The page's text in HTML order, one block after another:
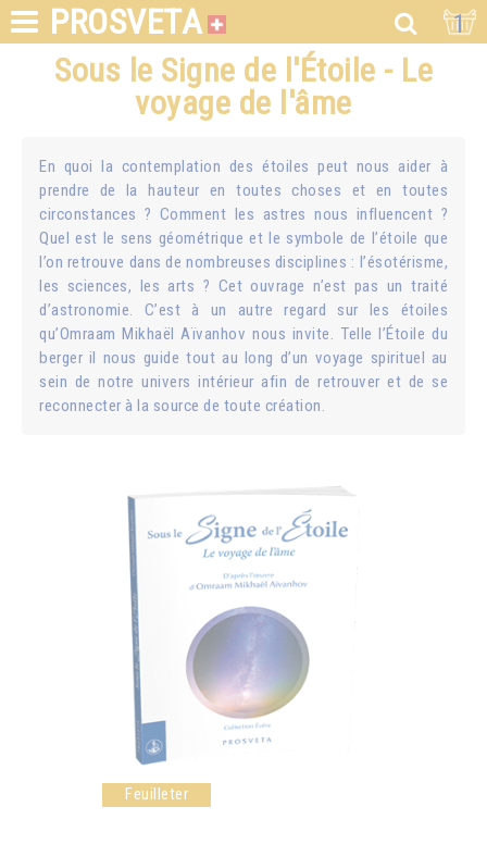
PROSVETA 1
Sous le Signe de l'Étoile - Le
voyage de l'âme
En quoi la contemplation des étoiles peut nous aider à
prendre de la hauteur en toutes choses et en toutes
circonstances ? Comment les astres nous influencent ?
Quel est le sens géométrique et le symbole de l’étoile que
l’on retrouve dans de nombreuses disciplines : l’ésotérisme,
les sciences, les arts ? Cet ouvrage n’est pas un traité
d’astronomie. C’est à un autre regard sur les étoiles
qu’Omraam Mikhaël Aïvanhov nous invite. Telle l’Étoile du
berger il nous guide tout au long d’un voyage spirituel au
sein de notre univers intérieur afin de retrouver et de se
reconnecter à la source de toute création.
Feuilleter